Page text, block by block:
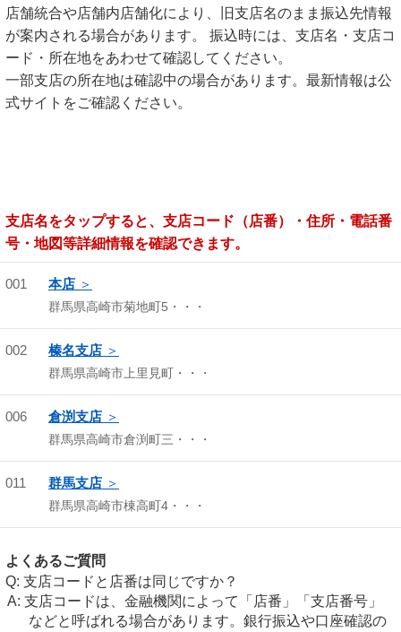
店舗統合や店舗内店舗化により、旧支店名のまま振込先情報
が案内される場合があります。 振込時には、支店名・支店コ
ード・所在地をあわせて確認してください。
一部支店の所在地は確認中の場合があります。最新情報は公
式サイトをご確認ください。
支店名をタップすると、支店コード（店番）・住所・電話番
号・地図等詳細情報を確認できます。
001 本店
群馬県高崎市菊地町5・・・
002 榛名支店
群馬県高崎市上里見町・・・
006 倉渕支店
群馬県高崎市倉渕町三・・・
011 群馬支店
群馬県高崎市棟高町4・・・
よくあるご質問
支店コードと店番は同じですか？
支店コードは、金融機関によって「店番」「支店番号」
などと呼ばれる場合があります。銀行振込や口座確認の